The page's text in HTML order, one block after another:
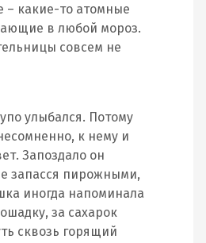
– какие-то атомные
в любой мороз.
совсем не
улыбался. Потому
к нему и
Запоздало он
запасся пирожными,
иногда напоминала
за сахарок
сквозь горящий